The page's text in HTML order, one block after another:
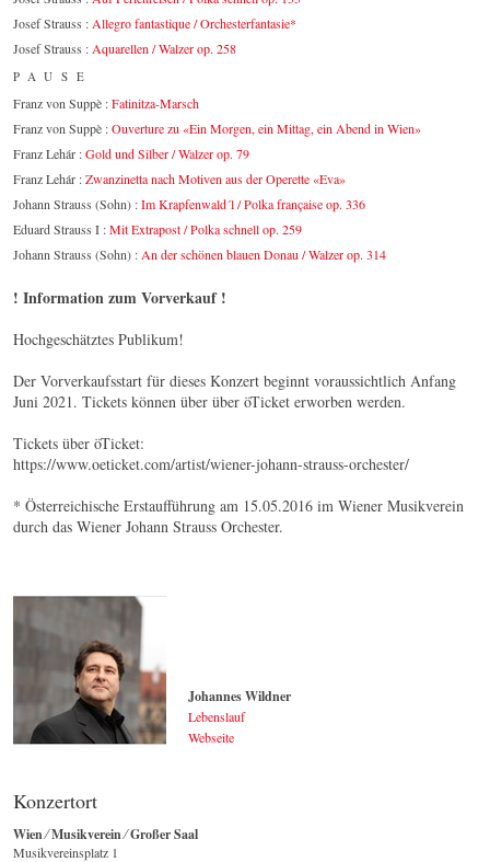
Josef Strauss : Allegro fantastique / Orchesterfantasie*
Josef Strauss : Aquarellen / Walzer op. 258
PAUSE
Franz von Suppè :Fatinitza-Marsch
Franz von Suppè :Ouverture zu «Ein Morgen, ein Mittag, ein Abend in Wien»
Franz Lehár :Gold und Silber / Walzer op. 79
Franz Lehár :Zwanzinetta nach Motiven aus der Operette «Eva»
Johann Strauss (Sohn) :Im Krapfenwald´l / Polka française op. 336
Eduard Strauss I :Mit Extrapost / Polka schnell op. 259
Johann Strauss (Sohn) : An der schönen blauen Donau / Walzer op. 314
! Information zum Vorverkauf !
Hochgeschätztes Publikum!
Der Vorverkaufsstart für dieses Konzert beginnt voraussichtlich Anfang
Juni 2021. Tickets können über über öTicket erworben werden.
Tickets über öTicket:
https://www.oeticket.com/artist/wiener-johann-strauss-orchester/
* Österreichische Erstaufführung am 15.05.2016 im Wiener Musikverein
durch das Wiener Johann Strauss Orchester.
Johannes Wildner
Lebenslauf
Webseite
Konzertort
Wien ⁄ Musikverein ⁄ Großer Saal
Musikvereinsplatz 1